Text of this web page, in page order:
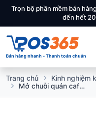
Trọn bộ phần mềm bán
đến hết
Bán hàng nhanh - Thanh toán chuẩn
Trang chủ Kinh nghiệm
Mở chuỗi quán cafe: Chọn Hộ kinh doanh hay Doanh nghiệp để đi đường dài?